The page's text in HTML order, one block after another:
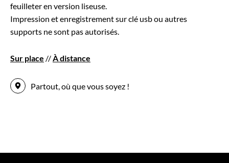
feuilleter en version liseuse.
Impression et enregistrement sur clé usb ou autres
supports ne sont pas autorisés.
Sur place //À distance
Partout, où que vous soyez !